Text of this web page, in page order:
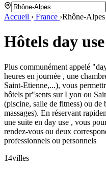
Accueil › France ›Rhône-Alpes
Hôtels day
Plus communément appelé
heures en journée , une
Saint-Etienne,...), vous
hôtels pr"sents sur Lyon ou
(piscine, salle de fitness) ou de
massages). En réservant
une suite en day use , vous
rendez-vous ou deux
professionnels ou personnels
14villes